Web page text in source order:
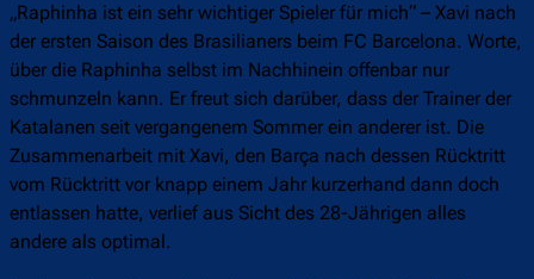
„Raphinha ist ein sehr wichtiger Spieler für mich“ – Xavi nach
der ersten Saison des Brasilianers beim FC Barcelona. Worte,
über die Raphinha selbst im Nachhinein offenbar nur
schmunzeln kann. Er freut sich darüber, dass der Trainer der
Katalanen seit vergangenem Sommer ein anderer ist. Die
Zusammenarbeit mit Xavi, den Barça nach dessen Rücktritt
vom Rücktritt vor knapp einem Jahr kurzerhand dann doch
entlassen hatte, verlief aus Sicht des 28-Jährigen alles
andere als optimal.